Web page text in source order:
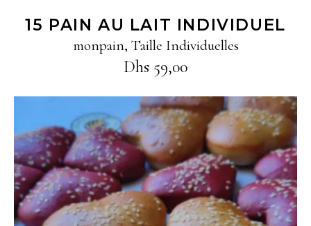
15 PAIN AU LAIT INDIVIDUEL
monpain, Taille Individuelles
Dhs 59,00